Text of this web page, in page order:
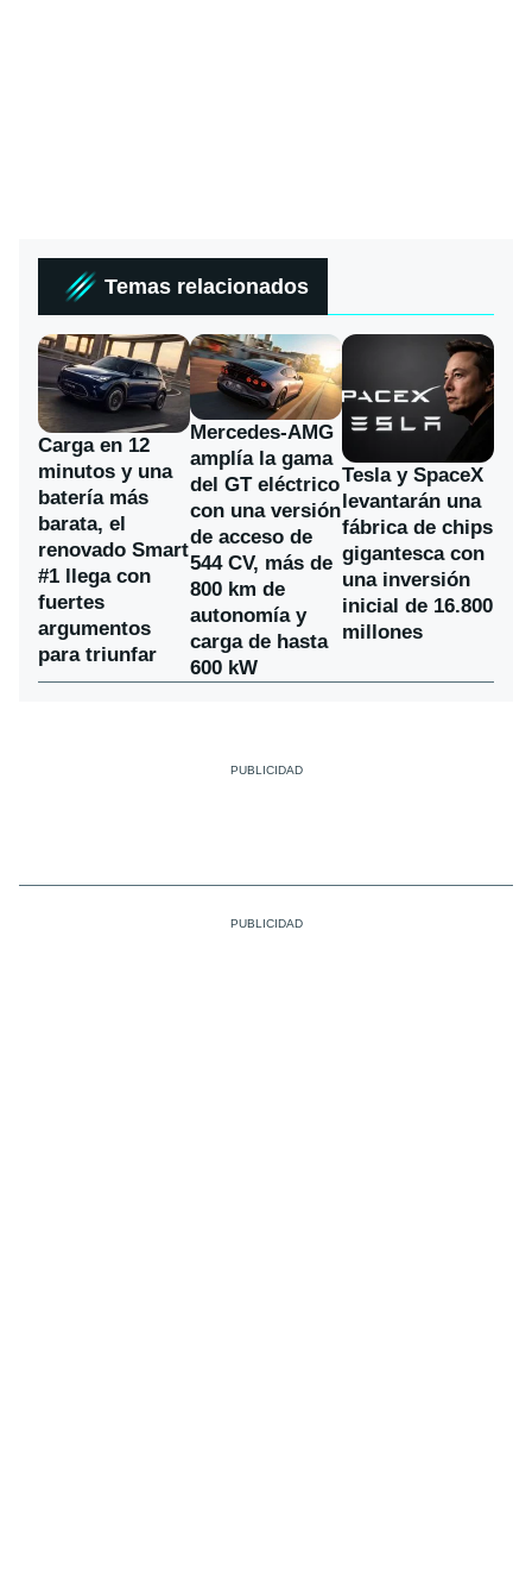
Temas relacionados
Carga en 12
minutos y una
batería más
barata, el
renovado Smart
#1 llega con
fuertes
argumentos
para triunfar
Mercedes-AMG
amplía la gama
del GT eléctrico
con una versión
de acceso de
544 CV, más de
800 km de
autonomía y
carga de hasta
600 kW
Tesla y SpaceX
levantarán una
fábrica de chips
gigantesca con
una inversión
inicial de 16.800
millones